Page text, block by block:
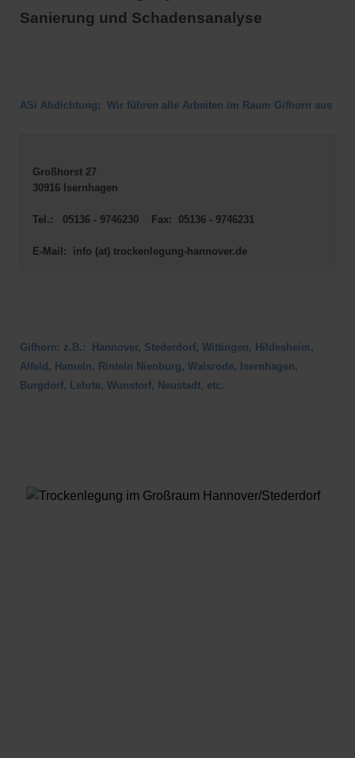
Sanierung und Schadensanalyse
ASi Abdichtung; Wir führen alle Arbeiten im Raum Gifhorn aus
Großhorst 27
30916 Isernhagen
Tel.:   05136 - 9746230    Fax:  05136 - 9746231
E-Mail:  info (at) trockenlegung-hannover.de
Gifhorn: z.B.: Hannover, Stederdorf, Wittingen, Hildesheim,
Alfeld, Hameln, Rinteln Nienburg, Walsrode, Isernhagen,
Burgdorf, Lehrte, Wunstorf, Neustadt, etc.